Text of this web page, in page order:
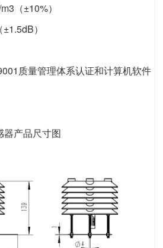
（±10%）
）
质量管理体系认证和计算机软件
器产品尺寸图